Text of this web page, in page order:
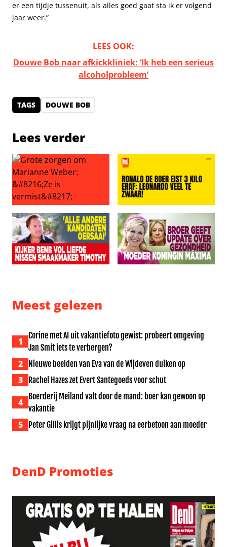
er een tijdje tussenuit, als alles goed gaat sta ik er volgend
jaar weer.”
LEES OOK:
Douwe Bob naar afkickkliniek: ‘Ik heb een serieus
alcoholprobleem’
TAGS DOUWE BOB
Lees verder
Grote zorgen om Marianne Weber: ‘Ze is vermist’
Ronald de Boer eist 3 kilo
Meest gelezen
1
Corine met AI uit vakantiefoto gewist: probeert omgeving
Jan Smit iets te verbergen?
2 Nieuwe beelden van Eva van de Wijdeven duiken op
3 Rachel Hazes zet Evert Santegoeds voor schut
4
Boerderij Meiland valt door de mand: boer kan gewoon op
vakantie
5 Peter Gillis krijgt pijnlijke vraag na eerbetoon aan moeder
DenD Promoties